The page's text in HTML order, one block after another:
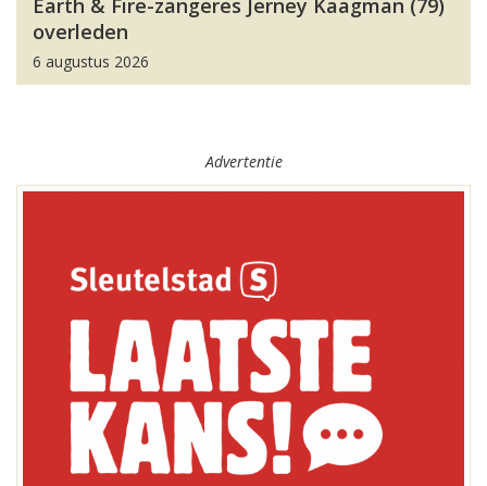
Earth & Fire-zangeres Jerney Kaagman (79)
overleden
6 augustus 2026
Advertentie